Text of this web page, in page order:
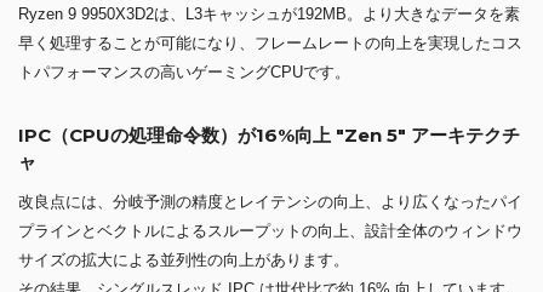
Ryzen 9 9950X3D2は、L3キャッシュが192MB。より大きなデータを素
早く処理することが可能になり、フレームレートの向上を実現したコス
トパフォーマンスの高いゲーミングCPUです。
IPC（CPUの処理命令数）が16%向上 "Zen 5" アーキテクチ
ャ
改良点には、分岐予測の精度とレイテンシの向上、より広くなったパイ
プラインとベクトルによるスループットの向上、設計全体のウィンドウ
サイズの拡大による並列性の向上があります。